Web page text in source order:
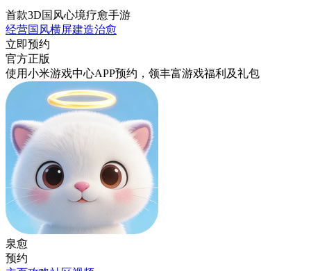
首款3D国风心境疗愈手游
经营国风横屏建造治愈
立即预约
官方正版
使用小米游戏中心APP预约 ，领丰富游戏福利 及礼包
泉愈
预约